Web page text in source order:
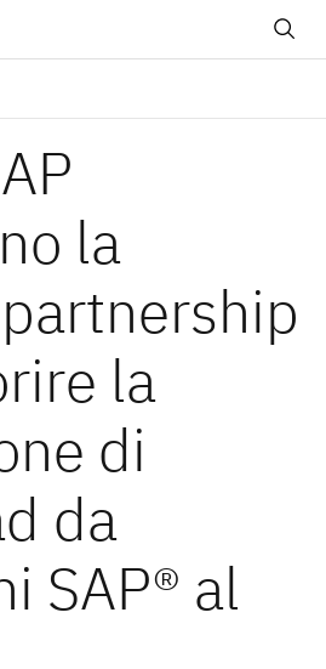
la
la
di
da
SAP® al